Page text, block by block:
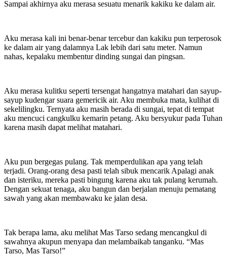
Sampai akhirnya aku merasa sesuatu menarik kakiku ke dalam air.
Aku merasa kali ini benar-benar tercebur dan kakiku pun terperosok
ke dalam air yang dalamnya Lak lebih dari satu meter. Namun
nahas, kepalaku membentur dinding sungai dan pingsan.
Aku merasa kulitku seperti tersengat hangatnya matahari dan sayup-
sayup kudengar suara gemericik air. Aku membuka mata, kulihat di
sekelilingku. Ternyata aku masih berada di sungai, tepat di tempat
aku mencuci cangkulku kemarin petang. Aku bersyukur pada Tuhan
karena masih dapat melihat matahari.
Aku pun bergegas pulang. Tak memperdulikan apa yang telah
terjadi. Orang-orang desa pasti telah sibuk mencarik Apalagi anak
dan isteriku, mereka pasti bingung karena aku tak pulang kerumah.
Dengan sekuat tenaga, aku bangun dan berjalan menuju pematang
sawah yang akan membawaku ke jalan desa.
Tak berapa lama, aku melihat Mas Tarso sedang mencangkul di
sawahnya akupun menyapa dan melambaikab tanganku. “Mas
Tarso, Mas Tarso!”